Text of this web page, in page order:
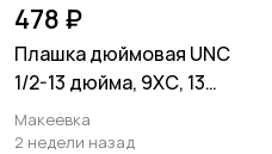
478 ₽
Плашка дюймовая UNC
1/2-13 дюйма, 9ХС, 13
ниток, 38/14 мм, DIN 223
Макеевка
2 недели назад